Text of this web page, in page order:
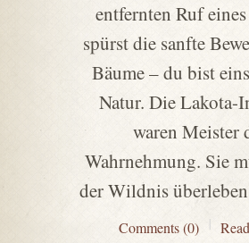
entfernten Ruf
spürst die sanfte
Bäume – du bist
Natur. Die Lakota-
waren Meister
Wahrnehmung. Sie
der Wildnis
Comments (0)